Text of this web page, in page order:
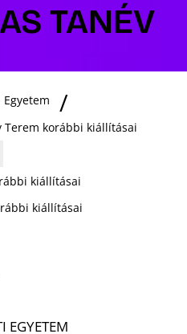
TANÉV
Terem korábbi kiállításai
kiállításai
kiállításai
EGYETEM